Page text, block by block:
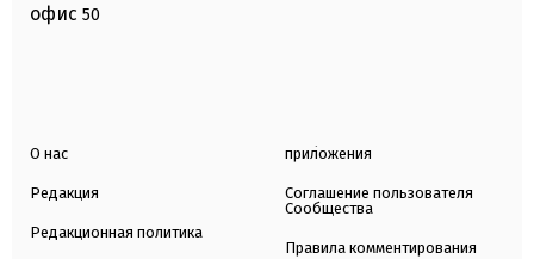
офис 50
О нас
Редакция
Редакционная политика
приложения
Соглашение пользователя
Сообщества
Правила комментирования